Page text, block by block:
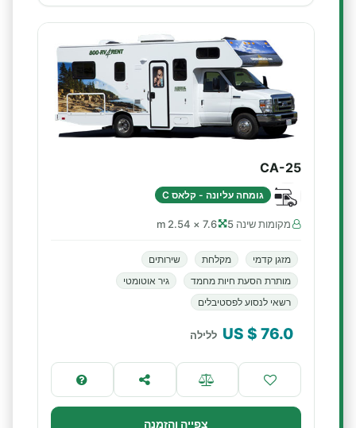
CA-25
גומחה עליונה - קלאס C
מקומות שינה 5 7.6 × 2.54 m
מזגן קדמי מקלחת
שירותים
מותרת הסעת חיות מחמד
גיר אוטומטי
רשאי לנסוע לפסטיבלים
76.0
$ US ללילה
צפייה והזמנה